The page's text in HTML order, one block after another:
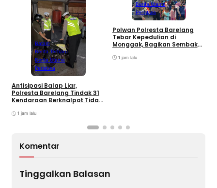
Batam
Berita Terbaru
Berita Utama
Peristiwa
Antisipasi Balap Liar,
Polresta Barelang Tindak 31
Kendaraan Berknalpot Tidak
1 jam lalu
Berita Utama
Peristiwa
Polwan Polresta Barelang
Tebar Kepedulian di
Monggak, Bagikan Sembako
1 jam lalu
Komentar
Tinggalkan Balasan